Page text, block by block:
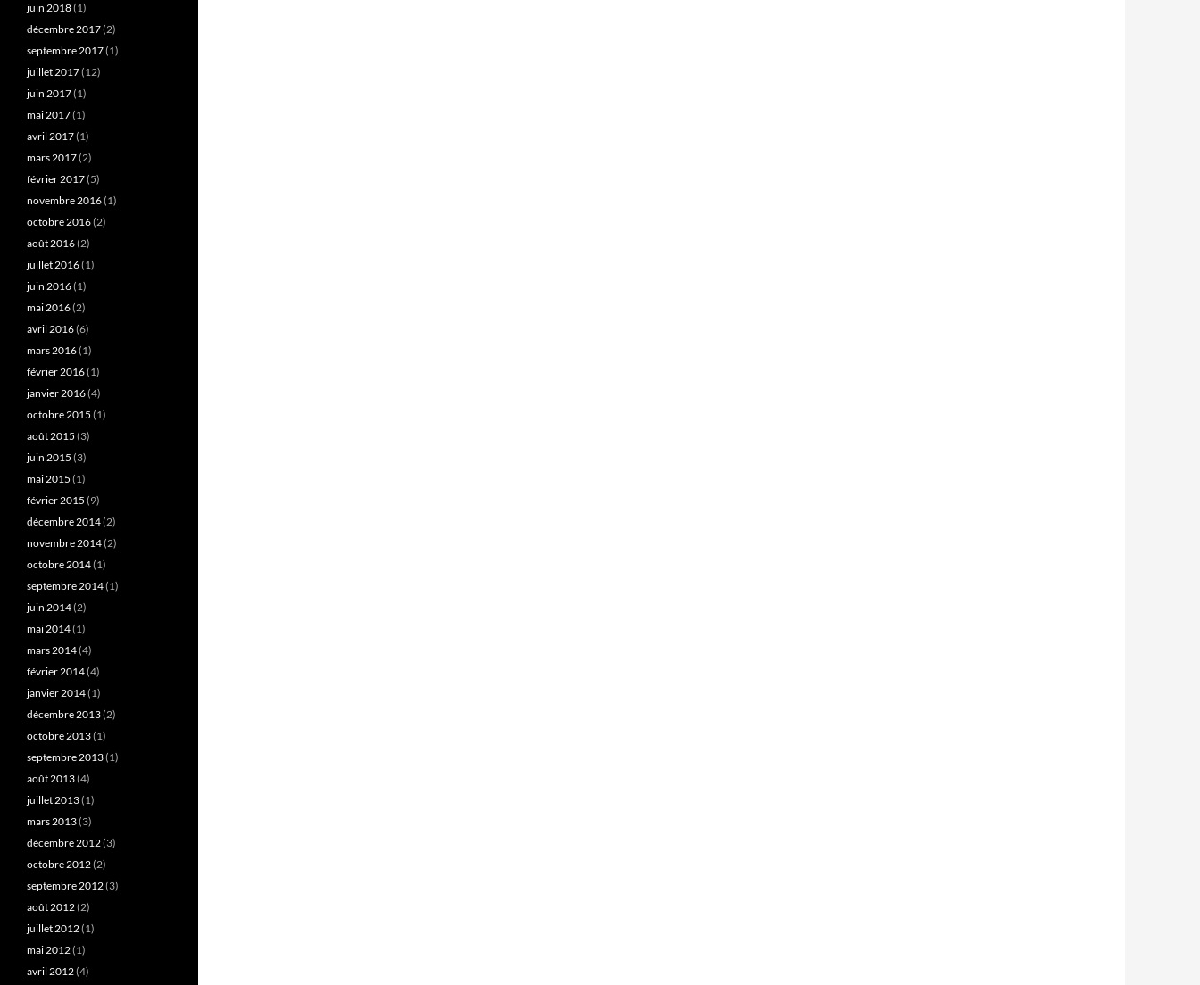
juin 2018(1)
décembre 2017(2)
septembre 2017(1)
juillet 2017(12)
juin 2017(1)
mai 2017(1)
avril 2017(1)
mars 2017(2)
février 2017(5)
novembre 2016(1)
octobre 2016(2)
août 2016(2)
juillet 2016(1)
juin 2016(1)
mai 2016(2)
avril 2016(6)
mars 2016(1)
février 2016(1)
janvier 2016(4)
octobre 2015 (1)
août 2015 (3)
juin 2015 (3)
mai 2015 (1)
février 2015 (9)
décembre 2014(2)
novembre 2014(2)
octobre 2014(1)
septembre 2014(1)
juin 2014(2)
mai 2014(1)
mars 2014(4)
février 2014(4)
janvier 2014(1)
décembre 2013(2)
octobre 2013(1)
septembre 2013(1)
août 2013(4)
juillet 2013(1)
mars 2013(3)
décembre 2012(3)
octobre 2012(2)
septembre 2012(3)
août 2012(2)
juillet 2012(1)
mai 2012(1)
avril 2012(4)